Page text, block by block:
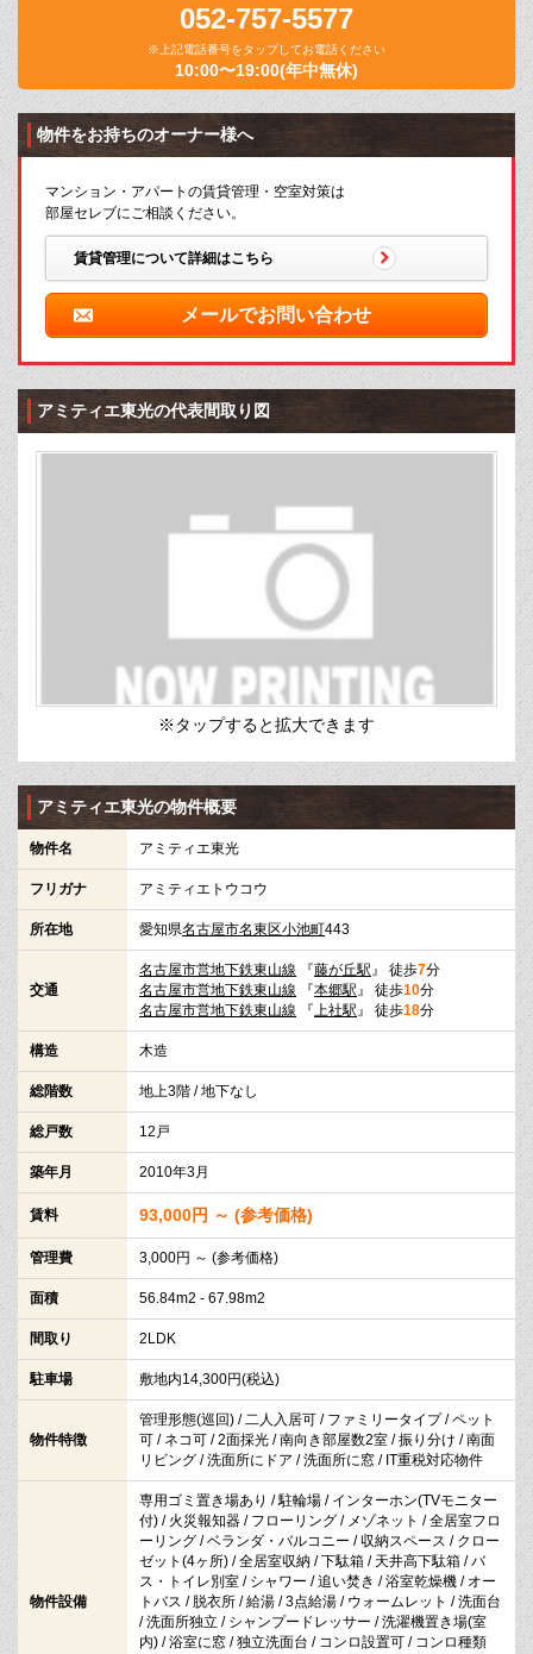
052-757-5577
※上記電話番号をタップしてお電話ください
10:00〜19:00(年中無休)
物件をお持ちのオーナー様へ
マンション・アパートの賃貸管理・空室対策は
部屋セレブにご相談ください。
賃貸管理について詳細はこちら
メールでお問い合わせ
アミティエ東光の代表間取り図
※タップすると拡大できます
アミティエ東光の物件概要
物件名 アミティエ東光
フリガナ アミティエトウコウ
所在地 愛知県名古屋市名東区小池町443
交通
名古屋市営地下鉄東山線 『藤が丘駅 』 徒歩7分
名古屋市営地下鉄東山線 『本郷駅 』 徒歩10分
名古屋市営地下鉄東山線 『 上社駅 』 徒歩18分
構造 木造
総階数 地上3階 / 地下なし
総戸数 12戸
築年月 2010年3月
賃料 93,000円 ～ (参考価格)
管理費 3,000円 ～ (参考価格)
面積 56.84m2 - 67.98m2
間取り 2LDK
駐車場 敷地内14,300円(税込)
物件特徴
管理形態(巡回) / 二人入居可 / ファミリータイプ / ペット
可 / ネコ可 / 2面採光 / 南向き部屋数2室 / 振り分け / 南面
リビング / 洗面所にドア / 洗面所に窓 / IT重税対応物件
物件設備
専用ゴミ置き場あり / 駐輪場 / インターホン(TVモニター
付) / 火災報知器 / フローリング / メゾネット / 全居室フロ
ーリング / ベランダ・バルコニー / 収納スペース / クロー
ゼット(4ヶ所) / 全居室収納 / 下駄箱 / 天井高下駄箱 / バ
ス・トイレ別室 / シャワー / 追い焚き / 浴室乾燥機 / オー
トバス / 脱衣所 / 給湯 / 3点給湯 / ウォームレット / 洗面台
/ 洗面所独立 / シャンプードレッサー / 洗濯機置き場(室
内) / 浴室に窓 / 独立洗面台 / コンロ設置可 / コンロ種類